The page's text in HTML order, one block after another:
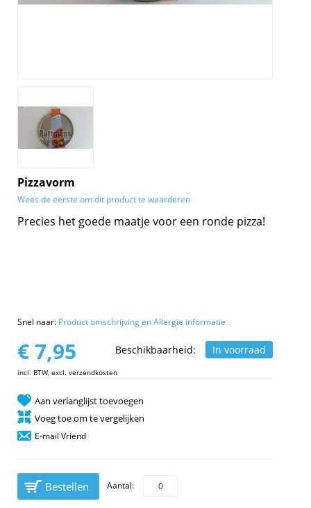
Pizzavorm
Wees de eerste om dit product te waarderen
Precies het goede maatje voor een ronde pizza!
Snel naar: Product omschrijving en Allergie informatie
Beschikbaarheid: In voorraad
€ 7,95
incl. BTW, excl. verzendkosten
Aan verlanglijst toevoegen
Voeg toe om te vergelijken
E-mail Vriend
Bestellen Aantal: